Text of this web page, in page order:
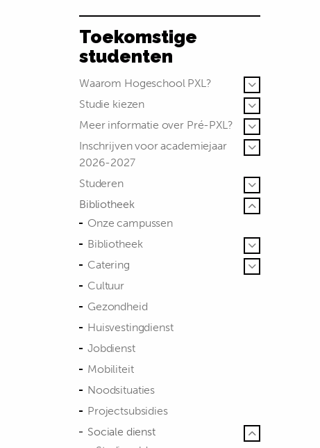
Toekomstige
studenten
Waarom Hogeschool PXL?
Studie kiezen
Meer informatie over Pré-PXL?
Inschrijven voor academiejaar
2026-2027
Studeren
Bibliotheek
Onze campussen
Bibliotheek
Catering
Cultuur
Gezondheid
Huisvestingdienst
Jobdienst
Mobiliteit
Noodsituaties
Projectsubsidies
Sociale dienst